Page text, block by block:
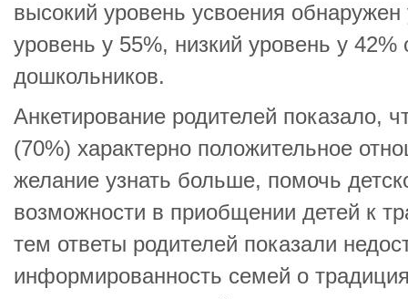
высокий уровень усвоения
уровень у 55%, низкий уровень у
дошкольников.
Анкетирование родителей показало,
(70%) характерно положительное
желание узнать больше, помочь
возможности в приобщении детей к
тем ответы родителей показали
информированность семей о